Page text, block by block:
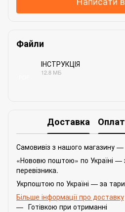
Файли
ІНСТРУКЦІЯ
12.8 МБ
Доставка
Самовивіз з нашого магазину
«Нововю поштою» по Україні —
перевізника.
Укрпоштою по Україні — за
Більше інформації про доставку
Готівкою при отриманні